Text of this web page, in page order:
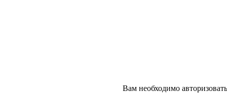
Вам необходимо